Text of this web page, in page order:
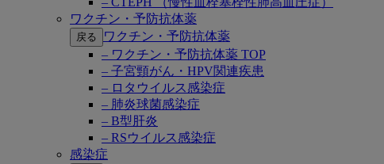
ワクチン・予防抗体薬
戻る
ワクチン・予防抗体薬
– ワクチン・予防抗体薬 TOP
– 子宮頸がん・HPV関連疾患
– ロタウイルス感染症
– 肺炎球菌感染症
– B型肝炎
– RSウイルス感染症
感染症